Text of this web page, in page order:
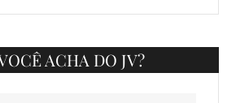
ACHA DO JV?